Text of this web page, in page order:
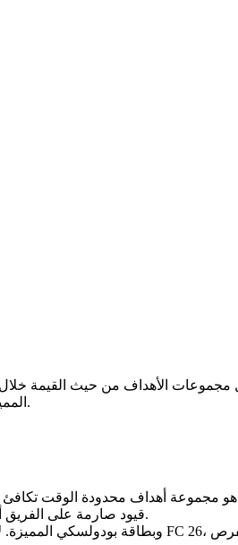
مجانية، عملات، مستهلكات EVO، أو بطاقة لوكاس بودولسكي 86 OVR Moments المميزة، فإن هذا الوضع هو طريقة بسيطة وفعالة لتعزيز ناديك.
الوضع التحدي النهائي 5 هو مجموعة أهداف
قيود صارمة على الفريق أو شروط صعبة للفوز. كل ما عليك فعله هو الدخول إلى الوضع الصحيح، ولعب مبارياتك، والتقدم بشكل طبيعي طالما أنك تسجل في معظمها.